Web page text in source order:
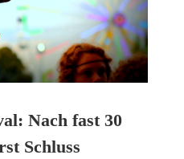
Nach fast 30
Schluss